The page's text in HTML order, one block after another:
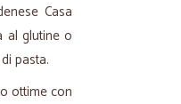
Casa
al glutine o
pasta.
ottime con